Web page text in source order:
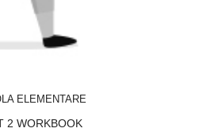
ELEMENTARE
2 WORKBOOK